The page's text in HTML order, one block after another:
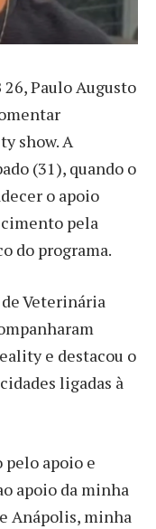
26, Paulo Augusto
show. A
(31), quando o
o apoio
pela
do programa.
Veterinária
e destacou o
ligadas à
pelo apoio e
apoio da minha
Anápolis, minha